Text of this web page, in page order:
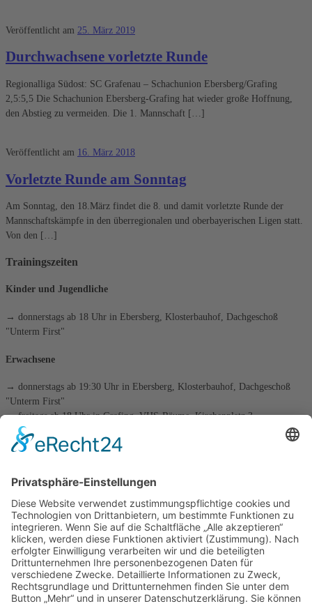
Veröffentlicht am 25. März 2019
Durchwachsene vorletzte Runde
Regionalliga Südost: SC Grafenau – Schachunion Ebersberg/Grafing
2,5:5,5 Die Schachunion Ebersberg-Grafing hat wieder große Hoffnung,
den Abstieg zu vermeiden. Die 1. Mannschaft […]
Veröffentlicht am 16. März 2018
Vorletzte Runde am Sonntag
Am Sonntag, den 18.März findet die 8. und damit vorletzte Runde der
Mannschaftskämpfe in den überregionalen und oberbayerischen Ligen statt.
Von den […]
Trainingszeiten
Kinder und Jugendliche
→ donnerstags ab 18 Uhr in Ebersberg, Klosterbauhof, Dachgeschoß
"Unterm First"
Erwachsene
→ donnerstags ab 19:30 Uhr in Ebersberg, Klosterbauhof, Dachgeschoß
"Unterm First"
→ freitags ab 18 Uhr in Grafing, VHS-Räume, Kirchenplatz 3
die tägliche Schachaufgabe
Kategorien
Archiv
Archiv
Beitragsnavigation